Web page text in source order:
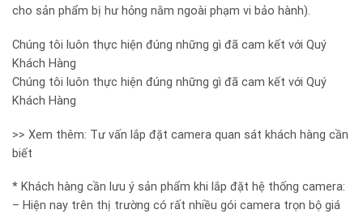
cho sản phẩm bị hư hỏng nằm ngoài phạm vi bảo hành).
Chúng tôi luôn thực hiện đúng những gì đã cam kết với Quý
Khách Hàng
Chúng tôi luôn thực hiện đúng những gì đã cam kết với Quý
Khách Hàng
>> Xem thêm: Tư vấn lắp đặt camera quan sát khách hàng cần
biết
* Khách hàng cần lưu ý sản phẩm khi lắp đặt hệ thống camera:
– Hiện nay trên thị trường có rất nhiều gói camera trọn bộ giá